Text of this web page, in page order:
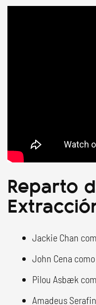
Reparto
Jackie Chan
John Cena
Pilou Asbæk
Amadeus